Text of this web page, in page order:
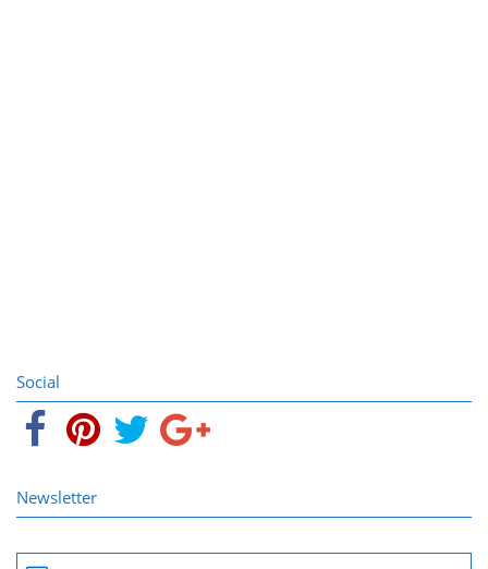
Social
Newsletter